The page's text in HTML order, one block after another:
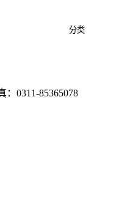
分类
0311-85365078